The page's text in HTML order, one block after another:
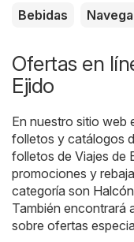
Bebidas
Ofertas en
Ejido
En nuestro sitio web
folletos y catálogos
folletos de Viajes de
promociones y
categoría son
También encontrará
sobre ofertas